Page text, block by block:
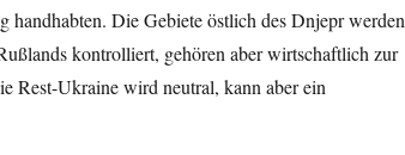
handhabten. Die Gebiete östlich des Dnjepr werden
kontrolliert, gehören aber wirtschaftlich zur
Rest-Ukraine wird neutral, kann aber ein